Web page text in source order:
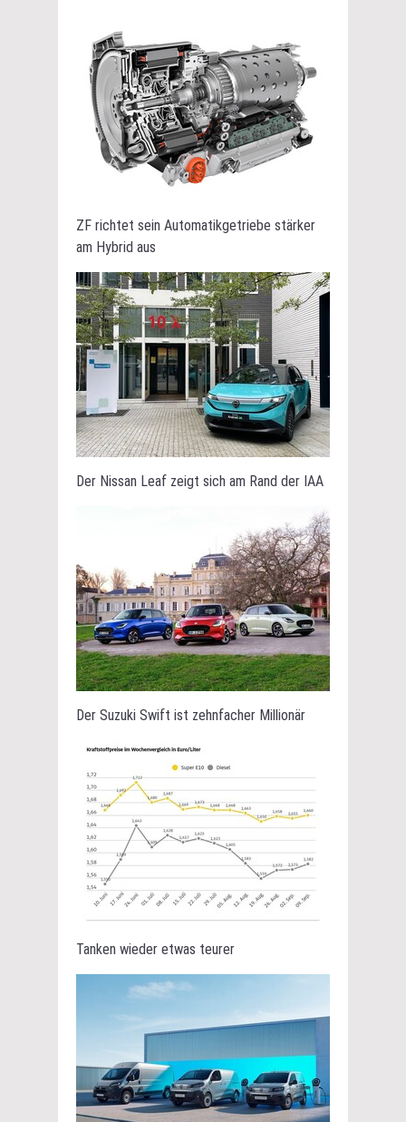
ZF richtet sein Automatikgetriebe stärker
am Hybrid aus
Der Nissan Leaf zeigt sich am Rand der IAA
Der Suzuki Swift ist zehnfacher Millionär
Tanken wieder etwas teurer